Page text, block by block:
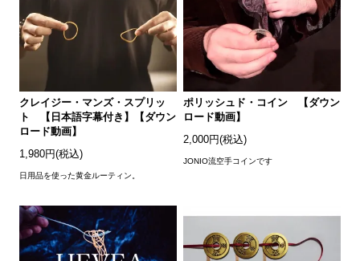
クレイジー・マンズ・スプリッ
ト 【日本語字幕付き】【ダウン
ロード動画】
1,980円(税込)
日用品を使った黄金ルーティン。
ポリッシュド・コイン 【ダウン
ロード動画】
2,000円(税込)
JONIO流空手コインです